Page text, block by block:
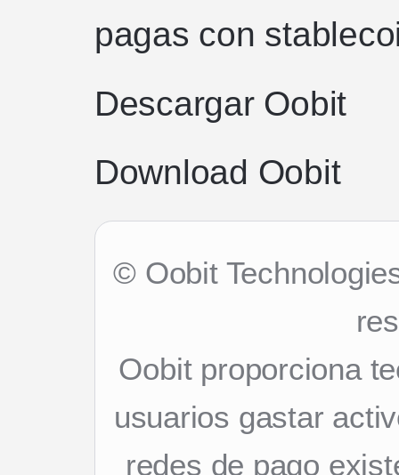
pagas con
Descargar Oobit
Download Oobit
© Oobit
Oobit proporciona
usuarios gastar
redes de pago